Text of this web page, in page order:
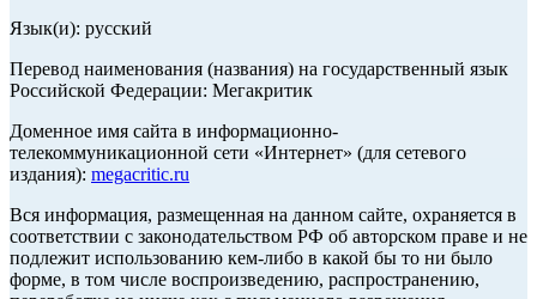
Язык(и): русский
Перевод наименования (названия) на государственный язык
Российской Федерации: Мегакритик
Доменное имя сайта в информационно-
телекоммуникационной сети «Интернет» (для сетевого
издания): megacritic.ru
Вся информация, размещенная на данном сайте, охраняется в
соответствии с законодательством РФ об авторском праве и не
подлежит использованию кем-либо в какой бы то ни было
форме, в том числе воспроизведению, распространению,